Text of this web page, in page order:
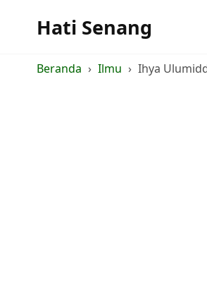
Hati Senang
Beranda Ilmu Ihya